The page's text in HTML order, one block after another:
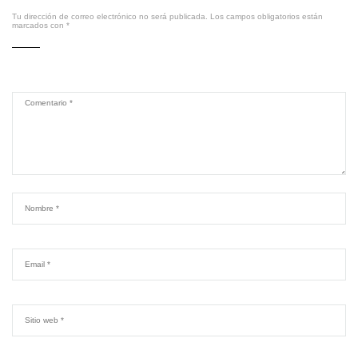
Tu dirección de correo electrónico no será publicada.
Los campos obligatorios están
marcados con *